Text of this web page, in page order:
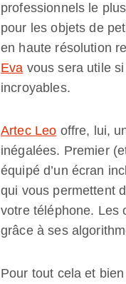
professionnels le
pour les objets de
en haute résolution
Eva vous sera utile
incroyables.
Artec Leo offre, lui,
inégalées. Premier
équipé d’un écran
qui vous permettent
votre téléphone. Les
grâce à ses
Pour tout cela et